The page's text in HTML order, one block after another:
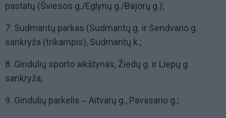
pastatų (Šviesos g./Eglynų g./Bajorų g.);
7. Sudmantų parkas (Sudmantų g. ir Sendvario g.
sankryža (trikampis), Sudmantų k.;
8. Gindulių sporto aikštynas, Žiedų g. ir Liepų g.
sankryža;
9. Gindulių parkelis ‒ Aitvarų g., Pavasario g.;